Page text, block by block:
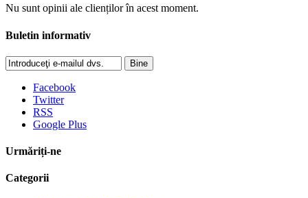
Nu sunt opinii ale clienților în acest moment.
Buletin informativ
Bine
Facebook
Twitter
RSS
Google Plus
Urmăriți-ne
Categorii